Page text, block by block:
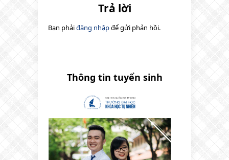
Trả lời
Bạn phảiđăng nhậpđể gửi phản hồi.
Thông tin tuyển sinh